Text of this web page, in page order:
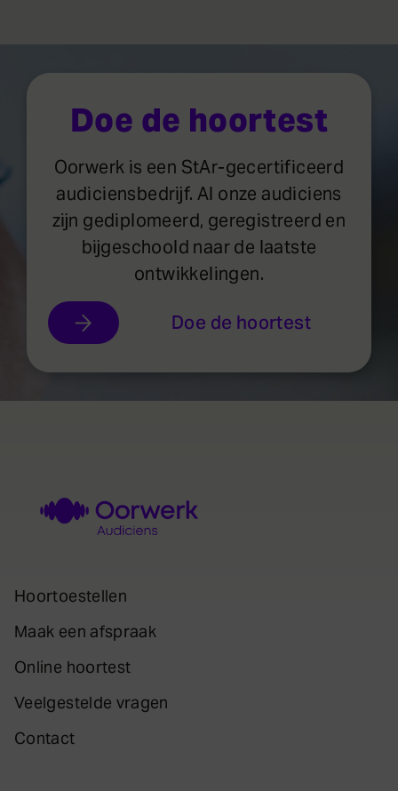
Doe de hoortest
Oorwerk is een StAr-gecertificeerd
audiciensbedrijf. Al onze audiciens
zijn gediplomeerd, geregistreerd en
bijgeschoold naar de laatste
ontwikkelingen.
Doe de hoortest
Hoortoestellen
Maak een afspraak
Online hoortest
Veelgestelde vragen
Contact